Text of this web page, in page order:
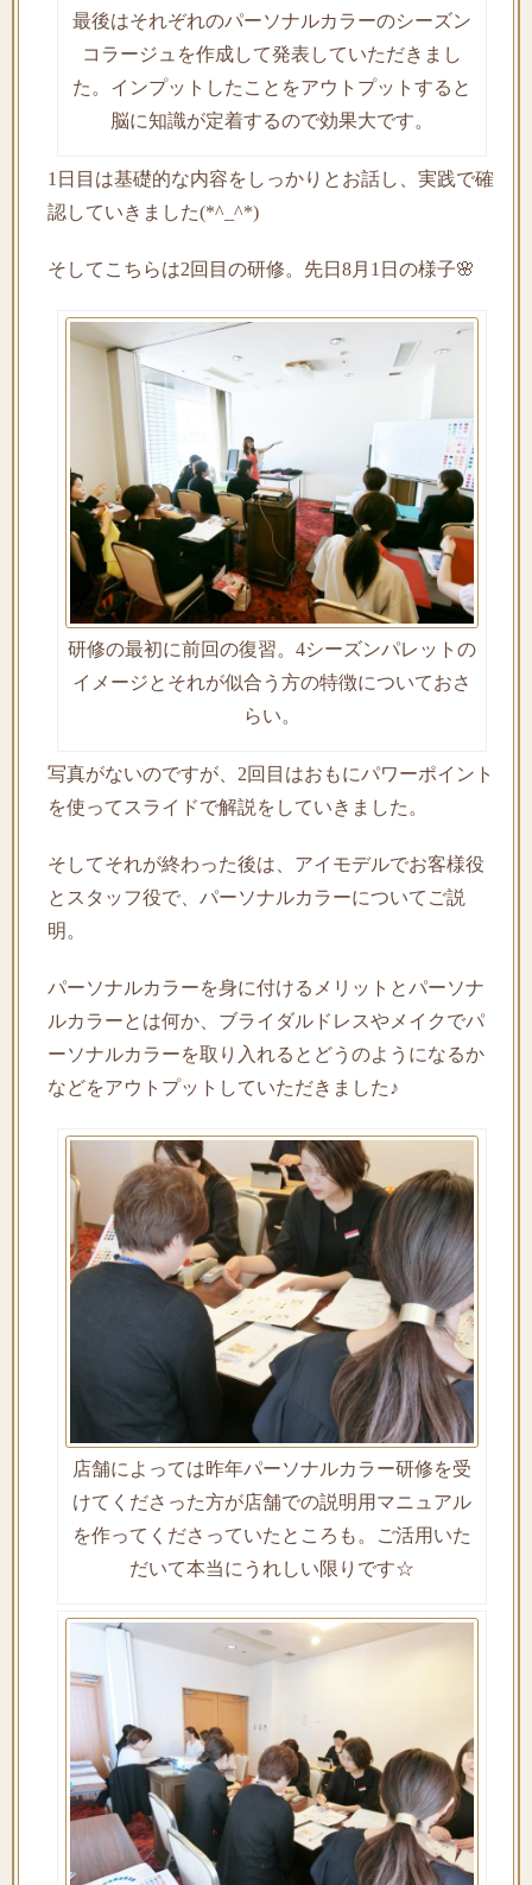
最後はそれぞれのパーソナルカラーのシーズン
コラージュを作成して発表していただきまし
た。インプットしたことをアウトプットすると
脳に知識が定着するので効果大です。
1日目は基礎的な内容をしっかりとお話し、実践で確
認していきました(*^_^*)
そしてこちらは2回目の研修。先日8月1日の様子🌸
研修の最初に前回の復習。4シーズンパレットの
イメージとそれが似合う方の特徴についておさ
らい。
写真がないのですが、2回目はおもにパワーポイント
を使ってスライドで解説をしていきました。
そしてそれが終わった後は、アイモデルでお客様役
とスタッフ役で、パーソナルカラーについてご説
明。
パーソナルカラーを身に付けるメリットとパーソナ
ルカラーとは何か、ブライダルドレスやメイクでパ
ーソナルカラーを取り入れるとどうのようになるか
などをアウトプットしていただきました♪
店舗によっては昨年パーソナルカラー研修を受
けてくださった方が店舗での説明用マニュアル
を作ってくださっていたところも。ご活用いた
だいて本当にうれしい限りです☆